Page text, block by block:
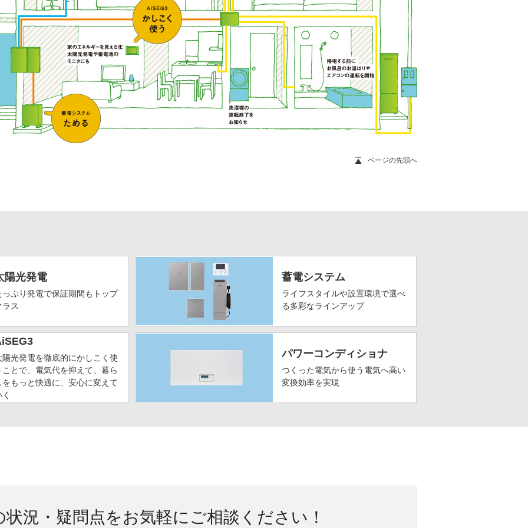
ページの先頭へ
陽光発電
っぷり発電で保証期間もトップ
ラス
蓄電システム
ライフスタイルや設置環境で選べ
る多彩なラインアップ
陽光発電を徹底的にかしこく使
ことで、電気代を抑えて、暮ら
をもっと快適に、安心に変えて
パワーコンディショナ
つくった電気から使う電気へ高い
変換効率を実現
状況・疑問点をお気軽にご相談ください！